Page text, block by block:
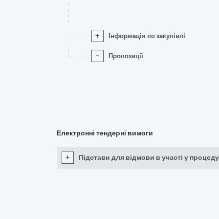
+ Інформація по закупівлі
- Пропозиції
Електронні тендерні вимоги
+ Підстави для відмови в участі у